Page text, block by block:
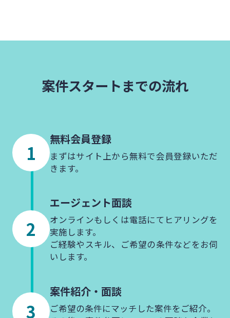
案件スタートまでの流れ
無料会員登録
まずはサイト上から無料で会員登録いただ
きます。
エージェント面談
オンラインもしくは電話にてヒアリングを
実施します。
ご経験やスキル、ご希望の条件などをお伺
いします。
案件紹介・ 面談
ご希望の条件にマッチした案件をご紹介。